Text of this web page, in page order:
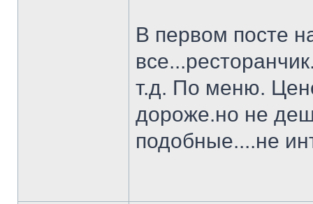
В первом посте
т.д. По меню.
дороже.но не
подобные....не